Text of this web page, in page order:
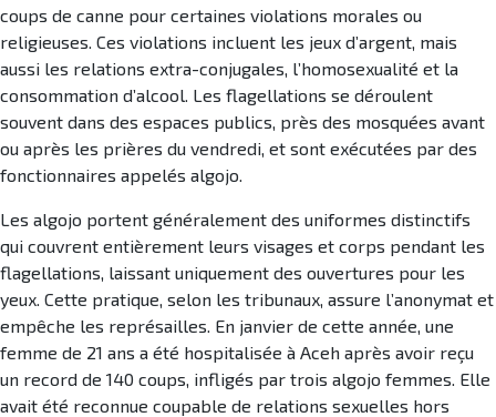
coups de canne pour certaines violations morales ou
religieuses. Ces violations incluent les jeux d’argent, mais
aussi les relations extra-conjugales, l’homosexualité et la
consommation d’alcool. Les flagellations se déroulent
souvent dans des espaces publics, près des mosquées avant
ou après les prières du vendredi, et sont exécutées par des
fonctionnaires appelés algojo.
Les algojo portent généralement des uniformes distinctifs
qui couvrent entièrement leurs visages et corps pendant les
flagellations, laissant uniquement des ouvertures pour les
yeux. Cette pratique, selon les tribunaux, assure l’anonymat et
empêche les représailles. En janvier de cette année, une
femme de 21 ans a été hospitalisée à Aceh après avoir reçu
un record de 140 coups, infligés par trois algojo femmes. Elle
avait été reconnue coupable de relations sexuelles hors